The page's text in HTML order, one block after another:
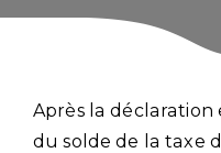
Après la déclaration
du solde de la taxe